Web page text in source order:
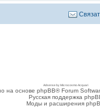
Adsense by Microcosmo Acquari
на основе phpBB® Forum
Русская поддержка
Моды и расширения